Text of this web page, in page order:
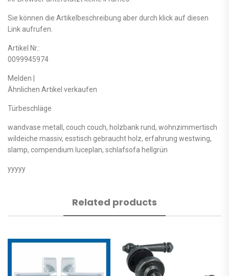
Sie können die Artikelbeschreibung aber durch klick auf diesen
Link aufrufen.
Artikel Nr.:
0099945974
Melden |
Ähnlichen Artikel verkaufen
Türbeschläge
wandvase metall, couch couch, holzbank rund, wohnzimmertisch
wildeiche massiv, esstisch gebraucht holz, erfahrung westwing,
slamp, compendium luceplan, schlafsofa hellgrün
yyyyy
Related products